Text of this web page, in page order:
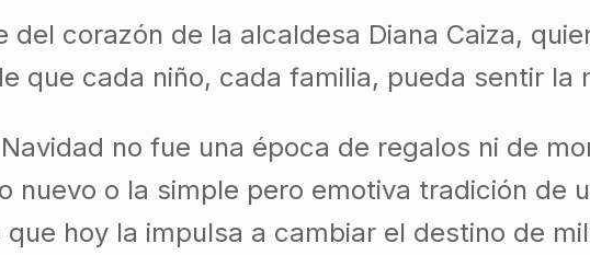
del corazón de la alcaldesa Diana Caiza,
que cada niño, cada familia, pueda sentir la
no fue una época de regalos ni de
nuevo o la simple pero emotiva tradición de
hoy la impulsa a cambiar el destino de